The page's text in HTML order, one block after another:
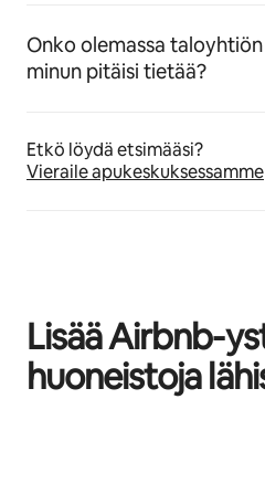
Onko olemassa
minun pitäisi tietää?
Etkö löydä etsimääsi?
Vieraile apukeskuksessamme
Lisää Airbnb-
huoneistoja